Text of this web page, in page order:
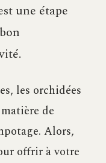
une étape
les orchidées
de
Alors,
offrir à votre